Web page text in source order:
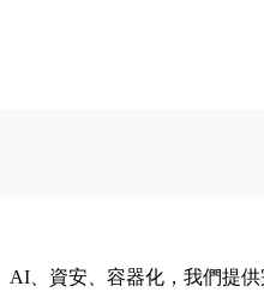
、資安、容器化，我們提